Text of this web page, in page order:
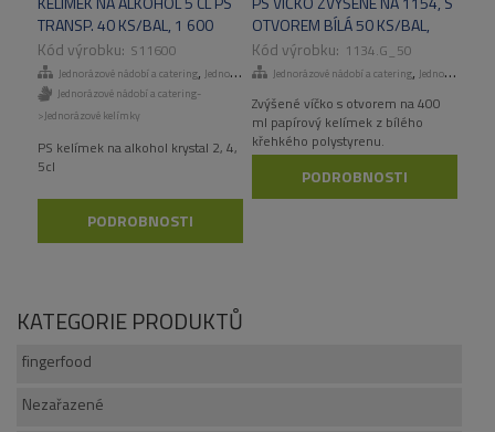
TRANSP. 40 KS/BAL, 1 600
KS/KAR
S11600
Jednorázové nádobí a catering, Jednorázové kelímky
Jednorázové nádobí a catering-
>Jednorázové kelímky
PS kelímek na alkohol krystal 2, 4,
5cl
PODROBNOSTI
OTVOREM BÍLÁ 50 KS/BAL,
1000KS/KART 1134.G_50
Jednorázové nádobí a catering, Jednorázové kelímky
Zvýšené víčko s otvorem na 400
ml papírový kelímek z bílého
křehkého polystyrenu.
PODROBNOSTI
KATEGORIE PRODUKTŮ
fingerfood
Nezařazené